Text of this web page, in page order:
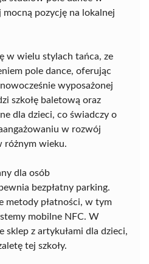
pozycję na lokalnej
w wielu stylach tańca, ze
pole dance, oferując
wyposażonej
szkołę baletową oraz
dla dzieci, co świadczy o
w rozwój
różnym wieku.
dla osób
bezpłatny parking.
metody płatności, w tym
mobilne NFC. W
sklep z artykułami dla dzieci,
tej szkoły.